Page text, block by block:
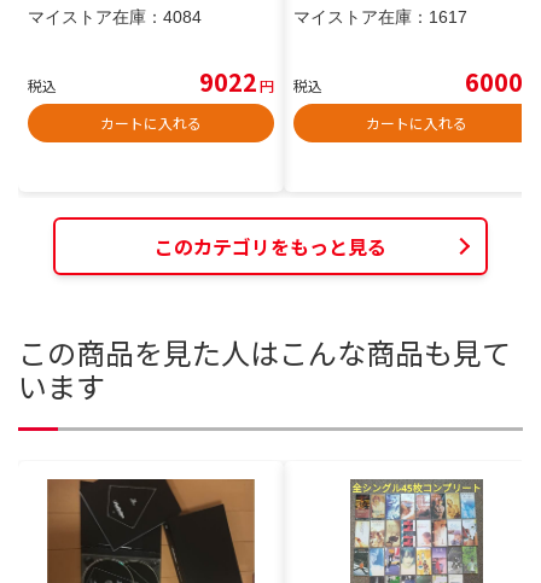
マイストア在庫： 4084
税込 9022円
カートに入れる
マイストア在庫： 1617
税込 6000
カートに入れる
このカテゴリをもっと見る
この商品を見た人はこんな商品も見て
います